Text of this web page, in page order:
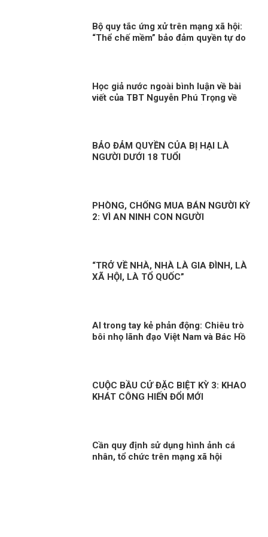
Bộ quy tắc ứng xử trên mạng xã hội:
“Thể chế mềm” bảo đảm quyền tự do
Học giả nước ngoài bình luận về bài
viết của TBT Nguyễn Phú Trọng về
BẢO ĐẢM QUYỀN CỦA BỊ HẠI LÀ
NGƯỜI DƯỚI 18 TUỔI
PHÒNG, CHỐNG MUA BÁN NGƯỜI KỲ
2: VÌ AN NINH CON NGƯỜI
“TRỞ VỀ NHÀ, NHÀ LÀ GIA ĐÌNH, LÀ
XÃ HỘI, LÀ TỔ QUỐC”
AI trong tay kẻ phản động: Chiêu trò
bôi nhọ lãnh đạo Việt Nam và Bác Hồ
CUỘC BẦU CỬ ĐẶC BIỆT KỲ 3: KHAO
KHÁT CÔNG HIẾN ĐỔI MỚI
Cần quy định sử dụng hình ảnh cá
nhân, tổ chức trên mạng xã hội